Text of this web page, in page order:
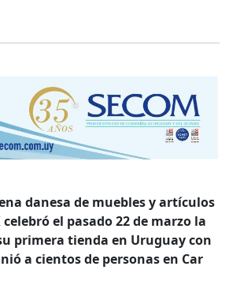
danesa de muebles y artículos
celebró el pasado 22 de marzo la
primera tienda en Uruguay con
a cientos de personas en Car